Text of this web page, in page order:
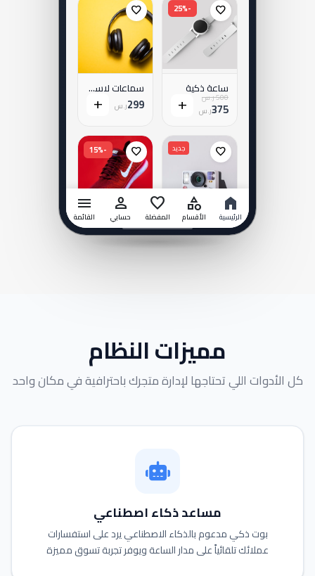
مميزات النظام
كل الأدوات اللي تحتاجها لإدارة متجرك باحترافية في مكان واحد
مساعد ذكاء اصطناعي
بوت ذكي مدعوم بالذكاء الاصطناعي يرد على استفسارات
عملائك تلقائياً على مدار الساعة ويوفر تجربة تسوق مميزة